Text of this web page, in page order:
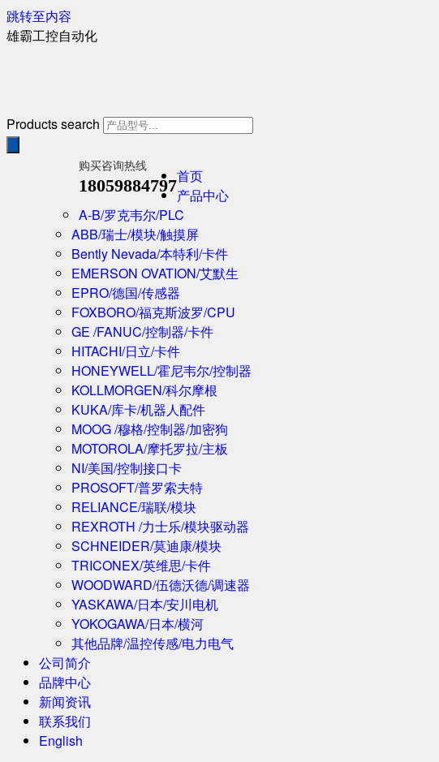
跳转至内容
雄霸工控自动化
Products search
购买咨询热线
18059884797首页
产品中心
A-B/罗克韦尔/PLC
ABB/瑞士/模块/触摸屏
Bently Nevada/本特利/卡件
EMERSON OVATION/艾默生
EPRO/德国/传感器
FOXBORO/福克斯波罗/CPU
GE /FANUC/控制器/卡件
HITACHI/日立/卡件
HONEYWELL/霍尼韦尔/控制器
KOLLMORGEN/科尔摩根
KUKA/库卡/机器人配件
MOOG /穆格/控制器/加密狗
MOTOROLA/摩托罗拉/主板
NI/美国/控制接口卡
PROSOFT/普罗索夫特
RELIANCE/瑞联/模块
REXROTH /力士乐/模块驱动器
SCHNEIDER/莫迪康/模块
TRICONEX/英维思/卡件
WOODWARD/伍德沃德/调速器
YASKAWA/日本/安川电机
YOKOGAWA/日本/横河
其他品牌/温控传感/电力电气
公司简介
品牌中心
新闻资讯
联系我们
English